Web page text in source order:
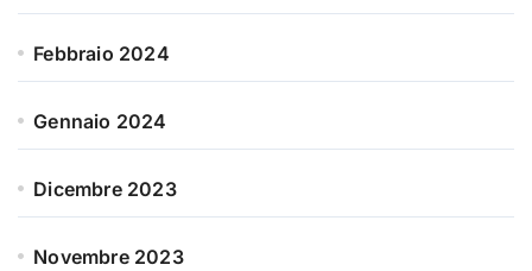
Febbraio 2024
Gennaio 2024
Dicembre 2023
Novembre 2023